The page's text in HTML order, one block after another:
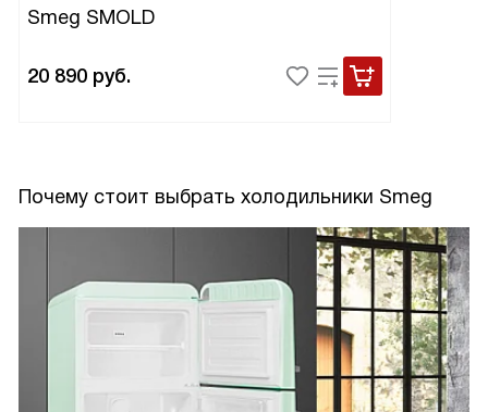
Smeg SMOLD
20 890 руб.
Почему стоит выбрать холодильники Smeg